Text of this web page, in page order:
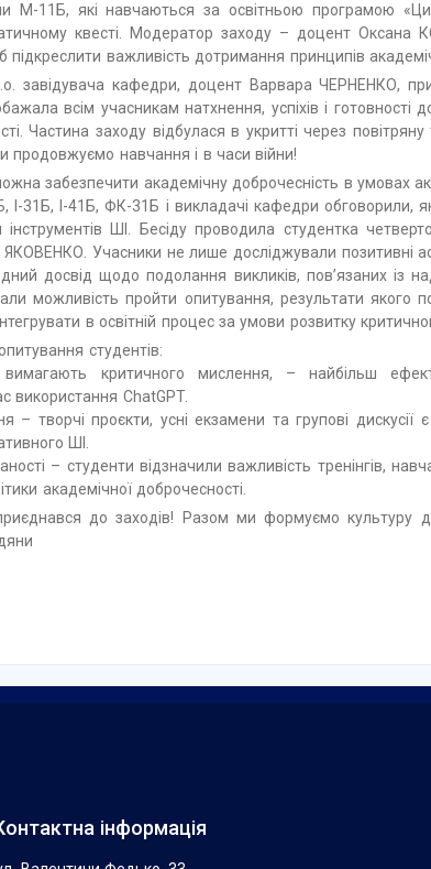
М-11Б, які навчаються за освітньою програмою
квесті. Модератор заходу – доцент Оксана
підкреслити важливість дотримання принципів
завідувача кафедри, доцент Варвара ЧЕРНЕНКО,
всім учасникам натхнення, успіхів і готовності
Частина заходу відбулася в укритті через
продовжуємо навчання і в часи війни!
забезпечити академічну доброчесність в умовах
І-31Б, І-41Б, ФК-31Б і викладачі кафедри обговорили,
ШІ. Бесіду проводила студентка
Учасники не лише досліджували позитивні
досвід щодо подолання викликів, пов’язаних із
можливість пройти опитування, результати якого
в освітній процес за умови розвитку
студентів:
критичного мислення, – найбільш
використання ChatGPT.
– творчі проєкти, усні екзамени та групові дискусії
ШІ.
– студенти відзначили важливість тренінгів,
академічної доброчесності.
до заходів! Разом ми формуємо культуру
інформація